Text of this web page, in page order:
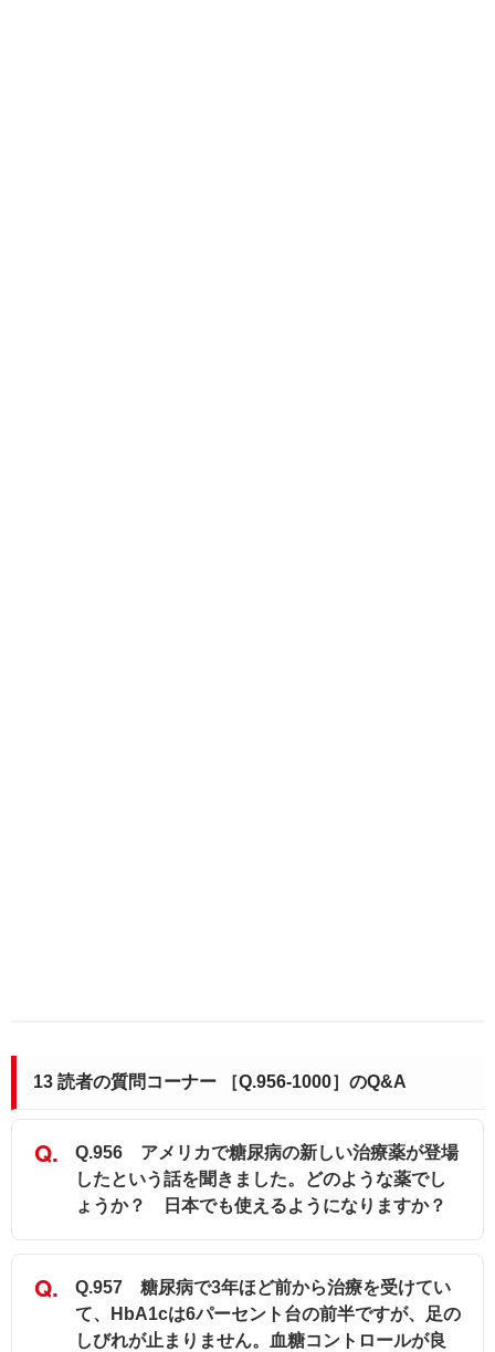
13 読者の質問コーナー ［Q.956-1000］のQ&A
Q.956 アメリカで糖尿病の新しい治療薬が登場
したという話を聞きました。どのような薬でし
ょうか？ 日本でも使えるようになりますか？
Q.957 糖尿病で3年ほど前から治療を受けてい
て、HbA1cは6パーセント台の前半ですが、足の
しびれが止まりません。血糖コントロールが良